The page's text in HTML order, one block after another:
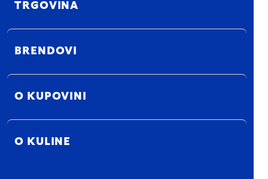
TRGOVINA
BRENDOVI
O KUPOVINI
O KULINE